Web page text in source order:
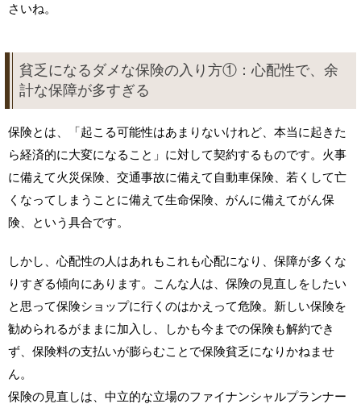
さいね。
貧乏になるダメな保険の入り方①：心配性で、余
計な保障が多すぎる
保険とは、「起こる可能性はあまりないけれど、本当に起きた
ら経済的に大変になること」に対して契約するものです。火事
に備えて火災保険、交通事故に備えて自動車保険、若くして亡
くなってしまうことに備えて生命保険、がんに備えてがん保
険、という具合です。
しかし、心配性の人はあれもこれも心配になり、保障が多くな
りすぎる傾向にあります。こんな人は、保険の見直しをしたい
と思って保険ショップに行くのはかえって危険。新しい保険を
勧められるがままに加入し、しかも今までの保険も解約でき
ず、保険料の支払いが膨らむことで保険貧乏になりかねませ
ん。
保険の見直しは、中立的な立場のファイナンシャルプランナー